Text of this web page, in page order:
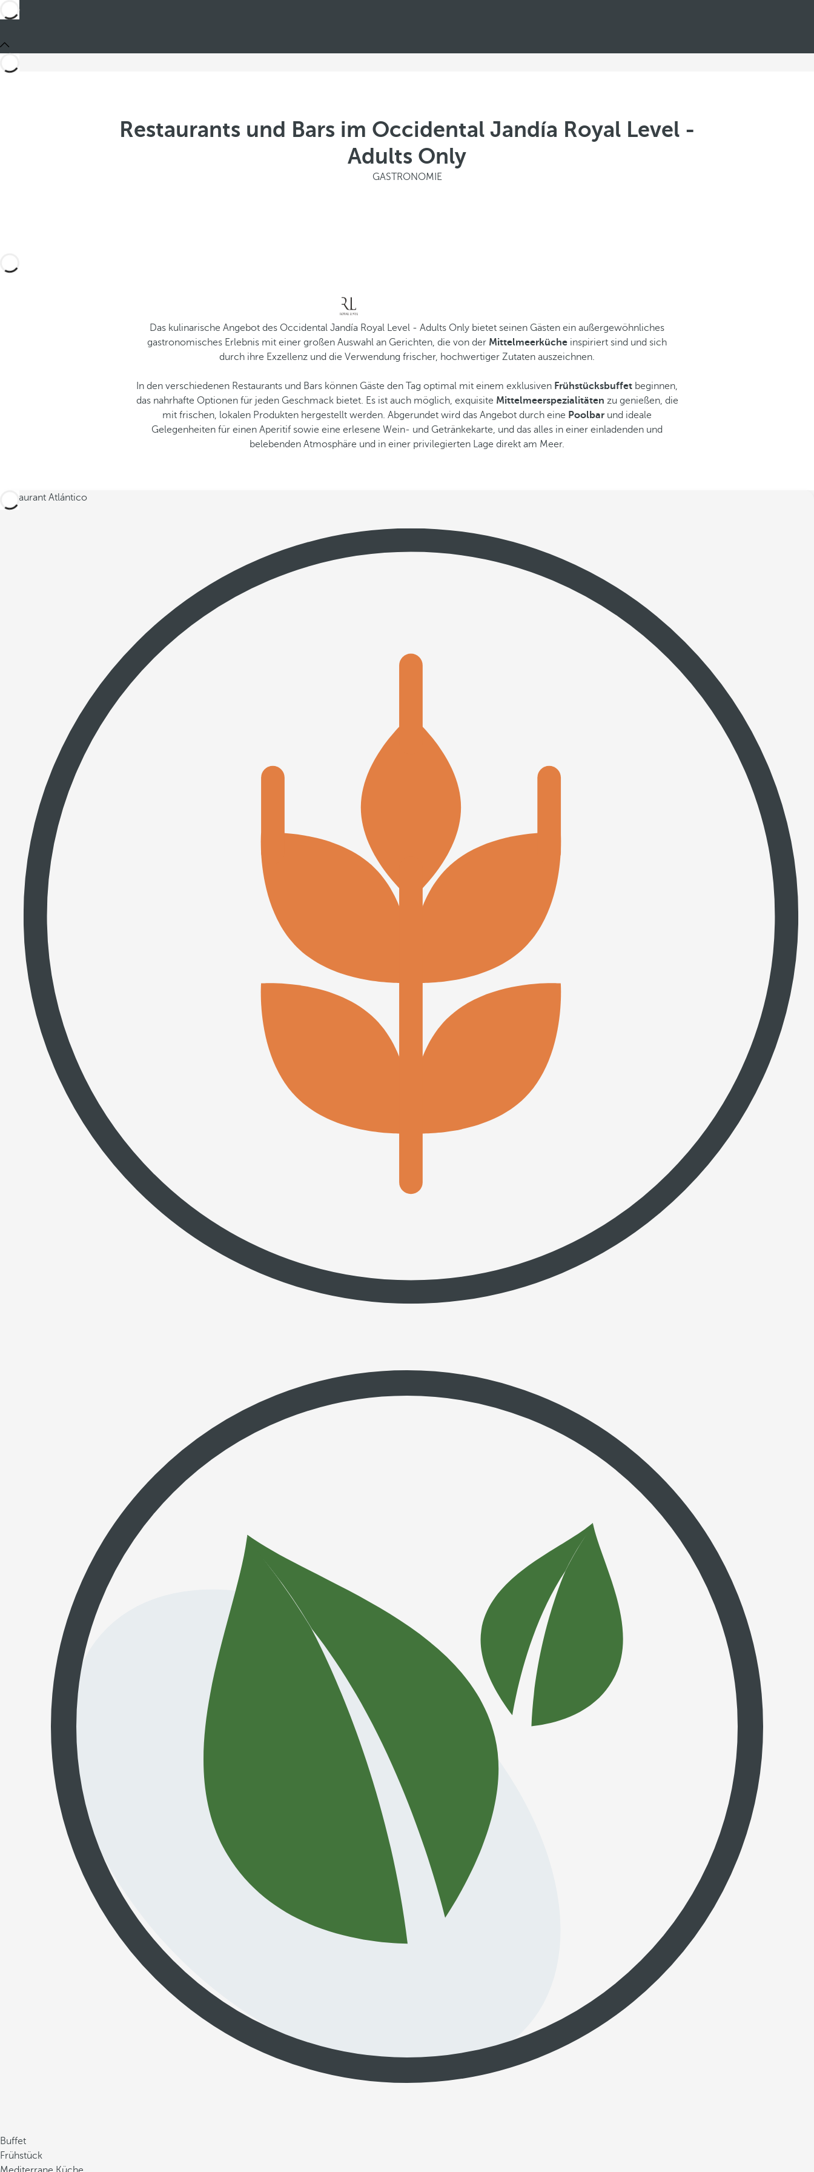
Restaurants und Bars im Occidental Jandía Royal Level -
Adults Only
GASTRONOMIE
Das kulinarische Angebot des Occidental Jandía Royal Level - Adults Only bietet seinen Gästen ein außergewöhnliches
gastronomisches Erlebnis mit einer großen Auswahl an Gerichten, die von der Mittelmeerküche inspiriert sind und sich
durch ihre Exzellenz und die Verwendung frischer, hochwertiger Zutaten auszeichnen.
In den verschiedenen Restaurants und Bars können Gäste den Tag optimal mit einem exklusiven Frühstücksbuffet beginnen,
das nahrhafte Optionen für jeden Geschmack bietet. Es ist auch möglich, exquisite Mittelmeerspezialitäten zu genießen, die
mit frischen, lokalen Produkten hergestellt werden. Abgerundet wird das Angebot durch eine Poolbar und ideale
Gelegenheiten für einen Aperitif sowie eine erlesene Wein- und Getränkekarte, und das alles in einer einladenden und
belebenden Atmosphäre und in einer privilegierten Lage direkt am Meer.
Restaurant Atlántico
Buffet
Frühstück